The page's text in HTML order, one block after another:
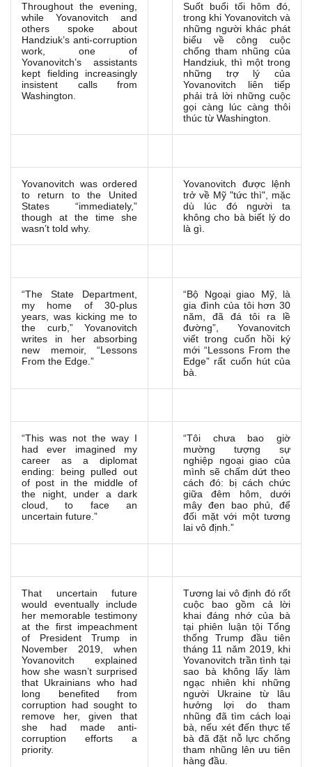
Throughout the evening,
while Yovanovitch and
others spoke about
Handziuk’s anti-corruption
work, one of
Yovanovitch’s assistants
kept fielding increasingly
insistent calls from
Washington.
Suốt buổi tối hôm đó,
trong khi Yovanovitch và
những người khác phát
biểu về công cuộc
chống tham nhũng của
Handziuk, thì một trong
những trợ lý của
Yovanovitch liên tiếp
phải trả lời những cuộc
gọi càng lúc càng thôi
thúc từ Washington.
Yovanovitch was ordered
to return to the United
States “immediately,”
though at the time she
wasn’t told why.
Yovanovitch được lệnh
trở về Mỹ "tức thì", mặc
dù lúc đó người ta
không cho bà biết lý do
là gì.
“The State Department,
my home of 30-plus
years, was kicking me to
the curb,” Yovanovitch
writes in her absorbing
new memoir, “Lessons
From the Edge.”
“Bộ Ngoại giao Mỹ, là
gia đình của tôi hơn 30
năm, đã đá tôi ra lề
đường”, Yovanovitch
viết trong cuốn hồi ký
mới “Lessons From the
Edge” rất cuốn hút của
bà.
“This was not the way I
had ever imagined my
career as a diplomat
ending: being pulled out
of post in the middle of
the night, under a dark
cloud, to face an
uncertain future.”
“Tôi chưa bao giờ
mường tượng sự
nghiệp ngoại giao của
mình sẽ chấm dứt theo
cách đó: bị cách chức
giữa đêm hôm, dưới
mây đen bao phủ, để
đối mặt với một tương
lai vô định.”
That uncertain future
would eventually include
her memorable testimony
at the first impeachment
of President Trump in
November 2019, when
Yovanovitch explained
how she wasn’t surprised
that Ukrainians who had
long benefited from
corruption had sought to
remove her, given that
she had made anti-
corruption efforts a
priority.
Tương lai vô định đó rốt
cuộc bao gồm cả lời
khai đáng nhớ của bà
tại phiên luận tội Tổng
thống Trump đầu tiên
tháng 11 năm 2019, khi
Yovanovitch trần tình tại
sao bà không lấy làm
ngạc nhiên khi những
người Ukraine từ lâu
hưởng lợi do tham
nhũng đã tìm cách loại
bà, nếu xét đến thực tế
bà đã đặt nỗ lực chống
tham nhũng lên ưu tiên
hàng đầu.